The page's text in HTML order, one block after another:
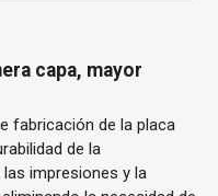
capa, mayor
fabricación de la placa
de la
impresiones y la